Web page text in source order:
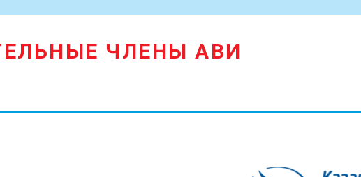
ЧЛЕНЫ АВИ